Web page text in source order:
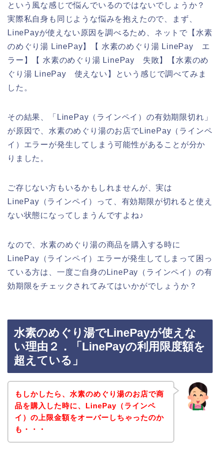
という風な感じで悩んでいるのではないでしょうか？
実際私自身も同じような悩みを抱えたので、まず、
LinePayが使えない原因を調べるため、ネットで【水素
のめぐり湯 LinePay】【 水素のめぐり湯 LinePay エ
ラー】【 水素のめぐり湯 LinePay 失敗】【水素のめ
ぐり湯 LinePay 使えない】という感じで調べてみま
した。
その結果、「LinePay（ラインペイ）の有効期限切れ」
が原因で、水素のめぐり湯のお店でLinePay（ラインペ
イ）エラーが発生してしまう可能性があることが分か
りました。
ご存じない方もいるかもしれませんが、実は
LinePay（ラインペイ）って、有効期限が切れると使え
ない状態になってしまうんですよね♪
なので、水素のめぐり湯の商品を購入する時に
LinePay（ラインペイ）エラーが発生してしまって困っ
ている方は、一度ご自身のLinePay（ラインペイ）の有
効期限をチェックされてみてはいかがでしょうか？
水素のめぐり湯でLinePayが使えな
い理由２．「LinePayの利用限度額を
超えている」
もしかしたら、水素のめぐり湯のお店で商
品を購入した時に、LinePay（ラインペ
イ）の上限金額をオーバーしちゃったのか
も・・・